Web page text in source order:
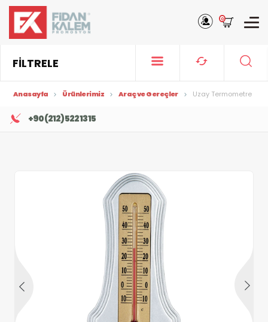
0
FİLTRELE
Anasayfa Ürünlerimiz Araç ve Gereçler Uzay Termometre
+90 (212) 522 13 15